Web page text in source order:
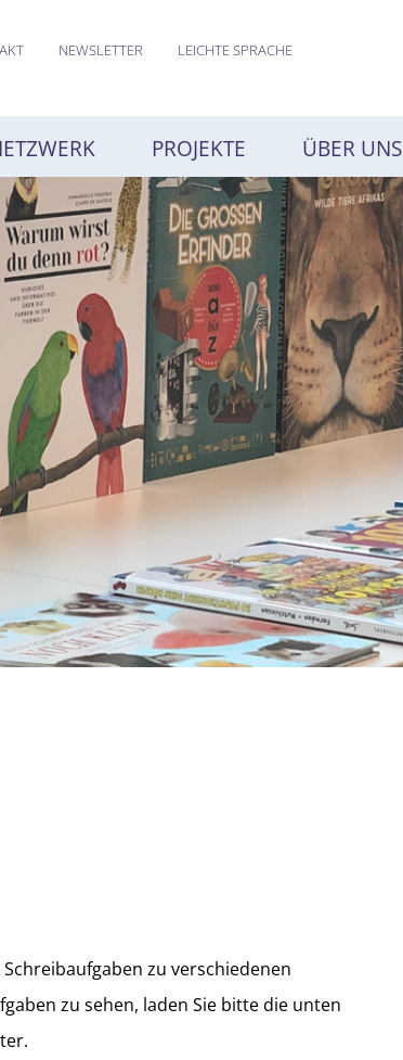
NEWSLETTER LEICHTE SPRACHE
PROJEKTE ÜBER UNS
zu verschiedenen
zu sehen, laden Sie bitte die unten